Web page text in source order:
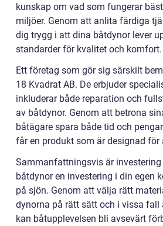
kunskap om vad som fungerar
miljöer. Genom att anlita färdiga
dig trygg i att dina båtdynor lever
standarder för kvalitet och komfort.
Ett företag som gör sig särskilt
18 Kvadrat AB. De erbjuder
inkluderar både reparation och
av båtdynor. Genom att betrona
båtägare spara både tid och
får en produkt som är designad för
Sammanfattningsvis är
båtdynor en investering i din egen
på sjön. Genom att välja rätt
dynorna på rätt sätt och i vissa fall
kan båtupplevelsen bli avsevärt